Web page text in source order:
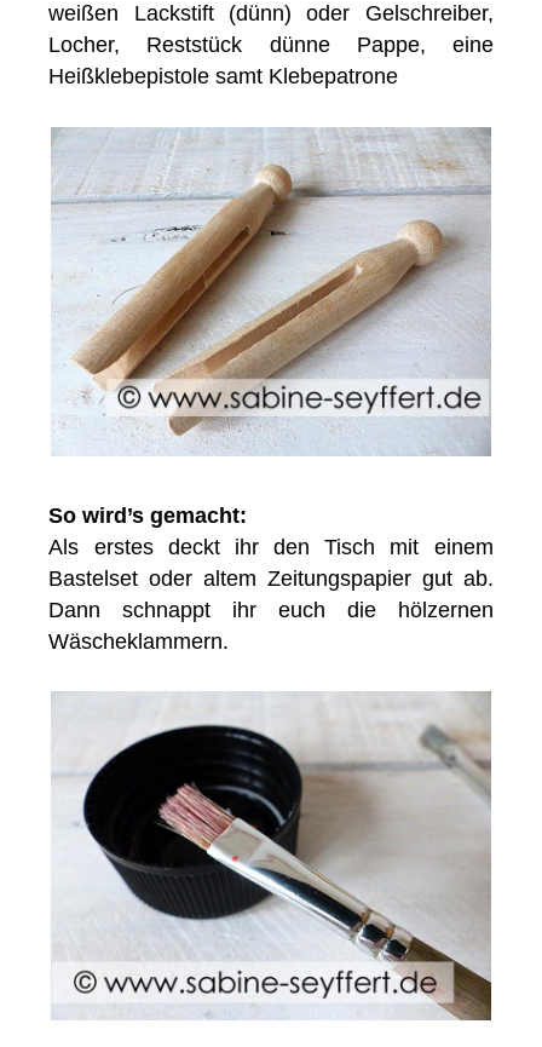
weißen Lackstift (dünn) oder Gelschreiber,
Locher, Reststück dünne Pappe, eine
Heißklebepistole samt Klebepatrone
So wird’s gemacht:
Als erstes deckt ihr den Tisch mit einem
Bastelset oder altem Zeitungspapier gut ab.
Dann schnappt ihr euch die hölzernen
Wäscheklammern.